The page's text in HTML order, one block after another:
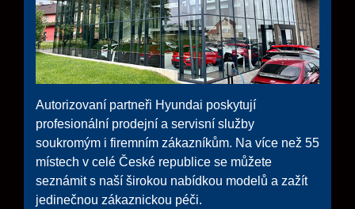
Autorizovaní partneři Hyundai poskytují
profesionální prodejní a servisní služby
soukromým i firemním zákazníkům. Na více než 55
místech v celé České republice se můžete
seznámit s naší širokou nabídkou modelů a zažít
jedinečnou zákaznickou péči.